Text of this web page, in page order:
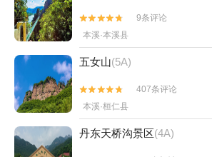


9条评论
本溪·本溪县
五女山(5A)


407条评论
本溪·桓仁县
丹东天桥沟景区(4A)